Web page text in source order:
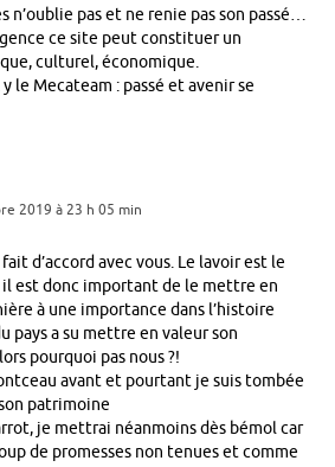
n’oublie pas et ne renie pas son passé…
ce site peut constituer un
culturel, économique.
le Mecateam : passé et avenir se
2019 à 23 h 05 min
d’accord avec vous. Le lavoir est le
il est donc important de le mettre en
à une importance dans l’histoire
pays a su mettre en valeur son
pourquoi pas nous ?!
avant et pourtant je suis tombée
patrimoine
je mettrai néanmoins dès bémol car
de promesses non tenues et comme